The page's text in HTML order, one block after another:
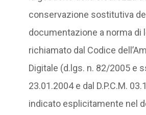
conservazione sostitutiva
documentazione a norma di
richiamato dal Codice
Digitale (d.lgs. n. 82/2005 e
23.01.2004 e dal D.P.C.M.
indicato esplicitamente nel